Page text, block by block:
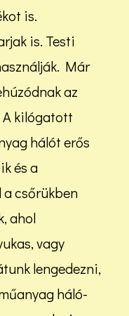
is.
is. Testi
Már
az
A kilógatott
hálót erős
és a
csőrükben
ahol
vagy
lengedezni,
háló-